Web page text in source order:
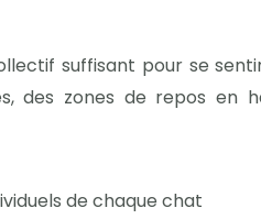
suffisant pour se
des zones de repos en
de chaque chat